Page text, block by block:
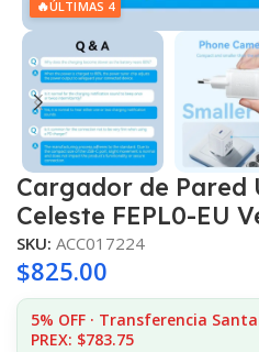
🔥ÚLTIMAS 4
Cargador de Pared
Celeste FEPL0-EU
SKU: ACC017224
$825.00
5% OFF · Transferencia
PREX: $783.75